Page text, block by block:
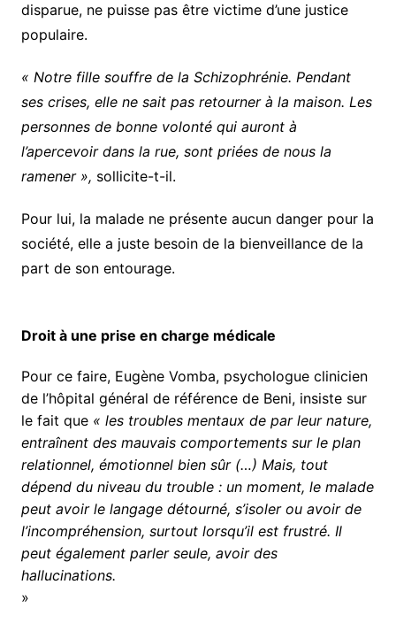
disparue, ne puisse pas être victime d’une justice
populaire.
« Notre fille souffre de la Schizophrénie. Pendant
ses crises, elle ne sait pas retourner à la maison. Les
personnes de bonne volonté qui auront à
l’apercevoir dans la rue, sont priées de nous la
ramener », sollicite-t-il.
Pour lui, la malade ne présente aucun danger pour la
société, elle a juste besoin de la bienveillance de la
part de son entourage.
Droit à une prise en charge médicale
Pour ce faire, Eugène Vomba, psychologue clinicien
de l’hôpital général de référence de Beni, insiste sur
le fait que « les troubles mentaux de par leur nature,
entraînent des mauvais comportements sur le plan
relationnel, émotionnel bien sûr (…) Mais, tout
dépend du niveau du trouble : un moment, le malade
peut avoir le langage détourné, s’isoler ou avoir de
l’incompréhension, surtout lorsqu’il est frustré. Il
peut également parler seule, avoir des
hallucinations.
»